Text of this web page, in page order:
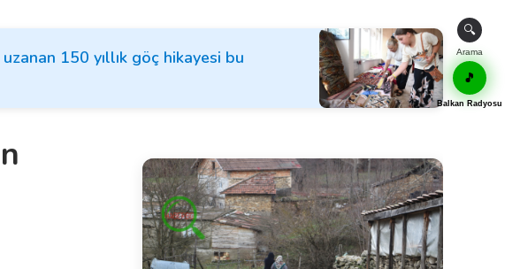
150 yıllık göç hikayesi bu
🔍
Arama
🎵
Balkan Radyosu